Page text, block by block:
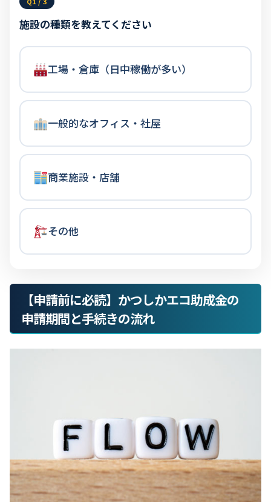
施設の種類を教えてください
工場・倉庫（日中稼働が多い）
一般的なオフィス・社屋
商業施設・店舗
その他
【申請前に必読】かつしかエコ助成金の
申請期間と手続きの流れ